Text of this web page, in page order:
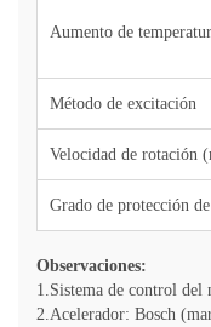
Aumento de
Método de excitación
Velocidad de rotación
Grado de protección
Observaciones:
1.Sistema de control del
2.Acelerador: Bosch